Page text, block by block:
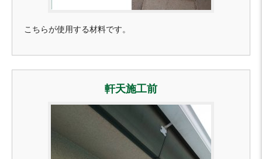
こちらが使用する材料です。
軒天施工前